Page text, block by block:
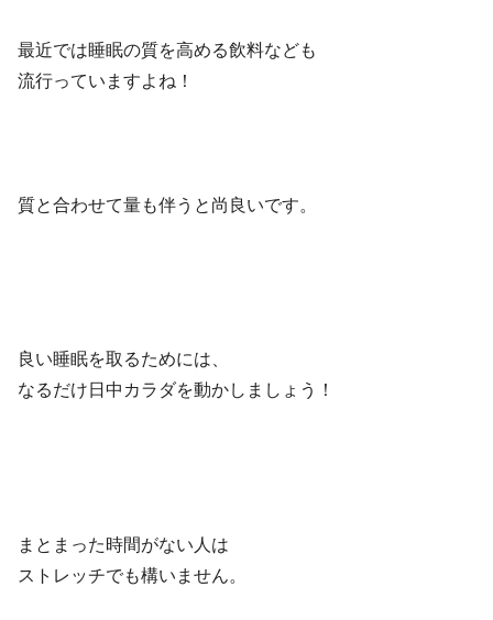
最近では睡眠の質を高める飲料なども
流行っていますよね！
質と合わせて量も伴うと尚良いです。
良い睡眠を取るためには、
なるだけ日中カラダを動かしましょう！
まとまった時間がない人は
ストレッチでも構いません。